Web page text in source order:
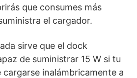
que consumes más
el cargador.
sirve que el dock
de suministrar 15 W si tu
inalámbricamente a